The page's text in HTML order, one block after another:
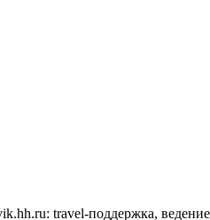
travel-поддержка,